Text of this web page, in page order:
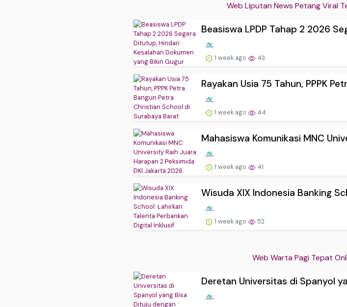
Web Liputan News Petang Viral
Beasiswa LPDP Tahap 2 2026
1 week ago 43
Rayakan Usia 75 Tahun, PPPK
1 week ago 44
Mahasiswa Komunikasi MNC
1 week ago 41
Wisuda XIX Indonesia Banking
1 week ago 52
Web Warta Pagi Tepat
Deretan Universitas di Spanyol